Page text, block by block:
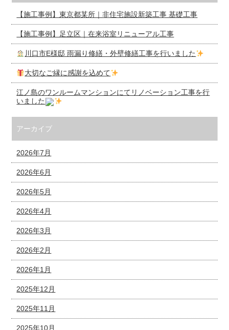
【施工事例】東京都某所｜非住宅施設新築工事 基礎工事
【施工事例】足立区｜在来浴室リニューアル工事
川口市E様邸 雨漏り修繕・外壁修繕工事を行いました
大切なご縁に感謝を込めて
江ノ島のワンルームマンションにてリノベーション工事を行
いました
アーカイブ
2026年7月
2026年6月
2026年5月
2026年4月
2026年3月
2026年2月
2026年1月
2025年12月
2025年11月
2025年10月